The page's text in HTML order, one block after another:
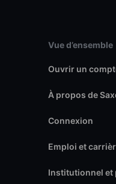
Vue d’ensemble
Ouvrir un
À propos de
Connexion
Emploi et
Institutionnel et